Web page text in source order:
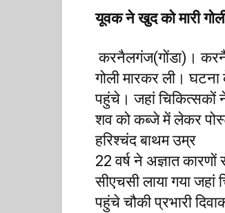
यूवक ने खुद को मारी
करनैलगंज(गोंडा)।
गोली मारकर ली।
पहुंचे। जहां चिकित्सकों
शव को कब्जे में लेकर
हरिश्चंद बाथम उम्र
22 वर्ष ने अज्ञात
सीएचसी लाया गया
पहुंचे चौकी प्रभारी